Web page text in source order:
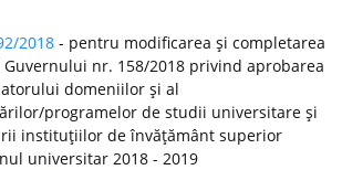
2018 - pentru modificarea şi completarea
nr. 158/2018 privind aprobarea
domeniilor şi al
programelor de studii universitare şi
instituţiilor de învăţământ superior
universitar 2018 - 2019